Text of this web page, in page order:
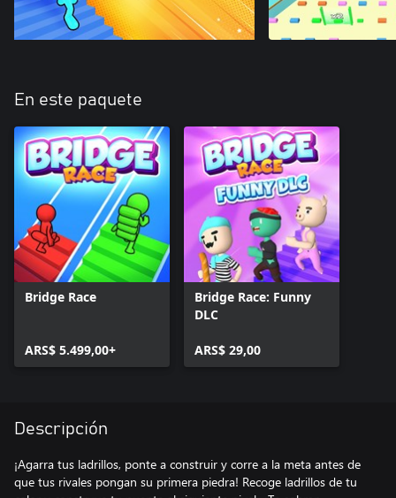
En este paquete
Bridge Race
ARS$ 5.499,00+
Bridge Race: Funny
DLC
ARS$ 29,00
Descripción
¡Agarra tus ladrillos, ponte a construir y corre a la meta antes de
que tus rivales pongan su primera piedra! Recoge ladrillos de tu